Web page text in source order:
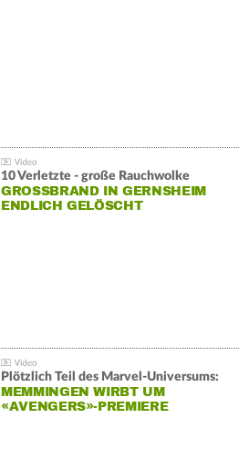
10 Verletzte - große Rauchwolke
GROSSBRAND IN GERNSHEIM E
NDLICH GELÖSCHT
Plötzlich Teil des Marvel-Universums:
MEMMINGEN WIRBT UM
«AVENGERS»-PREMIERE